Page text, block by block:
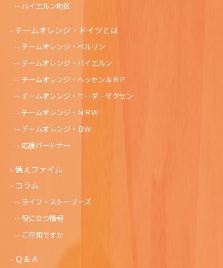
バイエルン地区
チームオレンジ・ドイツとは
チームオレンジ・ベルリン
チームオレンジ・バイエルン
チームオレンジ・ヘッセン＆ＲＰ
チームオレンジ・ニ－ダ－ザクセン
チ－ムオレンジ・ＮＲＷ
チームオレンジ・ＢＷ
応援パートナー
備えファイル
コラム
ライフ・ストーリーズ
役に立つ情報
ご存知ですか
Ｑ＆Ａ